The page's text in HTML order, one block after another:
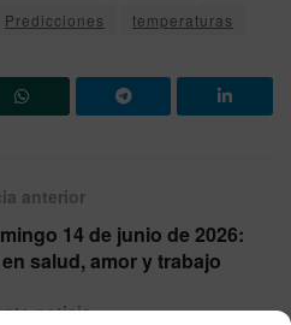
Predicciones temperaturas
anterior
14 de junio de 2026:
salud, amor y trabajo
noticia